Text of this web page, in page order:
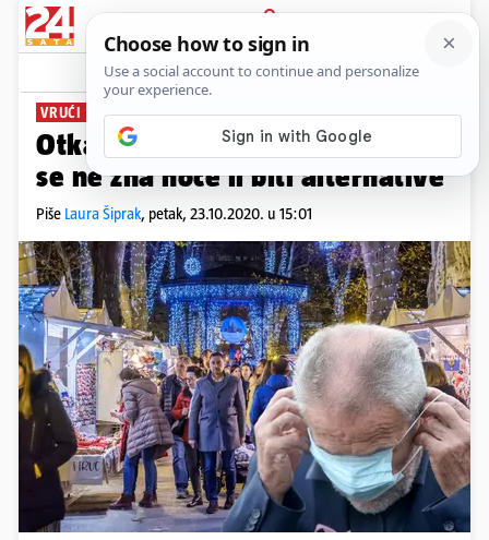
PRIJAVA
News Komentari
VRUĆI KRUMPIR
Otkazali zagrebački Advent, još
se ne zna hoće li biti alternative
Piše Laura Šiprak, petak, 23.10.2020. u 15:01